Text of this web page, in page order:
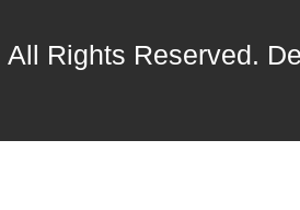
All Rights Reserved.